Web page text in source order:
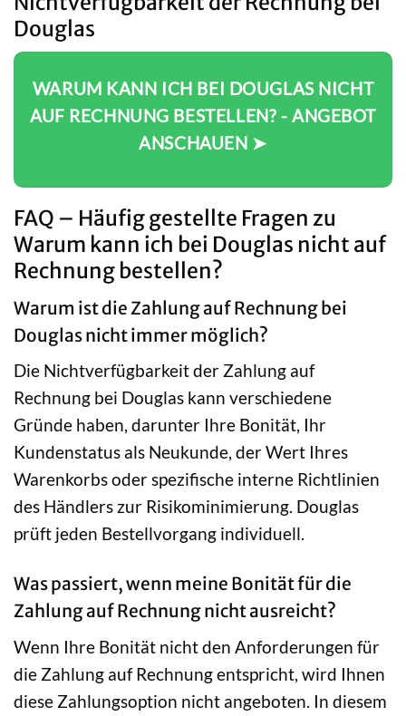
Douglas
WARUM KANN ICH BEI DOUGLAS NICHT
AUF RECHNUNG BESTELLEN? - ANGEBOT
ANSCHAUEN ➤
FAQ – Häufig gestellte Fragen zu
Warum kann ich bei Douglas nicht auf
Rechnung bestellen?
Warum ist die Zahlung auf Rechnung bei
Douglas nicht immer möglich?
Die Nichtverfügbarkeit der Zahlung auf
Rechnung bei Douglas kann verschiedene
Gründe haben, darunter Ihre Bonität, Ihr
Kundenstatus als Neukunde, der Wert Ihres
Warenkorbs oder spezifische interne Richtlinien
des Händlers zur Risikominimierung. Douglas
prüft jeden Bestellvorgang individuell.
Was passiert, wenn meine Bonität für die
Zahlung auf Rechnung nicht ausreicht?
Wenn Ihre Bonität nicht den Anforderungen für
die Zahlung auf Rechnung entspricht, wird Ihnen
diese Zahlungsoption nicht angeboten. In diesem